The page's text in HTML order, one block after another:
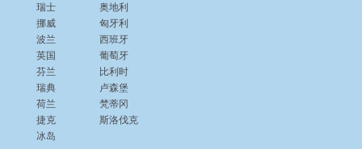
瑞士
挪威
波兰
英国
芬兰
瑞典
荷兰
捷克
冰岛
奥地利
匈牙利
西班牙
葡萄牙
比利时
卢森堡
梵蒂冈
斯洛伐克